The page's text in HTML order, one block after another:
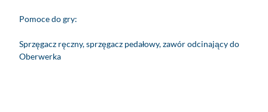
Pomoce do gry:
Sprzęgacz ręczny, sprzęgacz pedałowy, zawór odcinający do
Oberwerka